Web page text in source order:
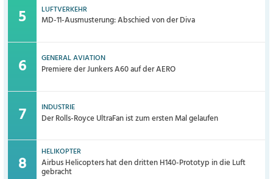
LUFTVERKEHR
MD-11-Ausmusterung: Abschied von der Diva
GENERAL AVIATION
Premiere der Junkers A60 auf der AERO
INDUSTRIE
Der Rolls-Royce UltraFan ist zum ersten Mal gelaufen
HELIKOPTER
Airbus Helicopters hat den dritten H140-Prototyp in die Luft
gebracht